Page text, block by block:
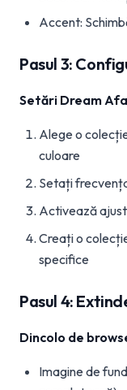
Accent:
Pasul 3:
Setări Dream
Alege o
culoare
Setați
Activează
Creați o
specifice
Pasul 4:
Dincolo de
Imagine de